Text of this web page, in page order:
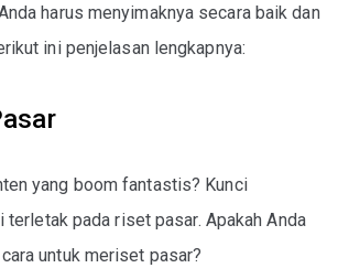
harus menyimaknya secara baik dan
ini penjelasan lengkapnya:
yang boom fantastis? Kunci
terletak pada riset pasar. Apakah Anda
untuk meriset pasar?